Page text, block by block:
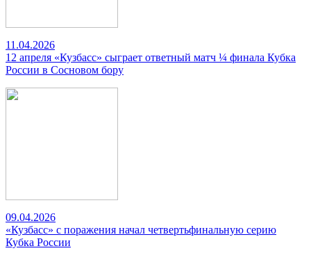
11.04.2026
12 апреля «Кузбасс» сыграет ответный матч ¼ финала Кубка
России в Сосновом бору
09.04.2026
«Кузбасс» с поражения начал четвертьфинальную серию
Кубка России